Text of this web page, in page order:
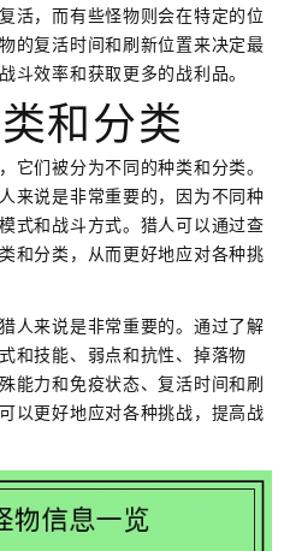
活，而有些怪物则会在特定的位
的复活时间和刷新位置来决定最
斗效率和获取更多的战利品。
和分类
它们被分为不同的种类和分类。
来说是非常重要的，因为不同种
式和战斗方式。猎人可以通过查
和分类，从而更好地应对各种挑
人来说是非常重要的。通过了解
和技能、弱点和抗性、掉落物
能力和免疫状态、复活时间和刷
以更好地应对各种挑战，提高战